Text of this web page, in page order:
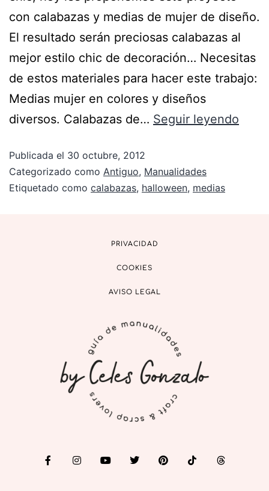
con calabazas y medias de mujer de diseño.
El resultado serán preciosas calabazas al
mejor estilo chic de decoración… Necesitas
de estos materiales para hacer este trabajo:
Medias mujer en colores y diseños
diversos. Calabazas de… Seguir leyendo
Publicada el 30 octubre, 2012
Categorizado como Antiguo, Manualidades
Etiquetado como calabazas, halloween, medias
PRIVACIDAD
COOKIES
AVISO LEGAL